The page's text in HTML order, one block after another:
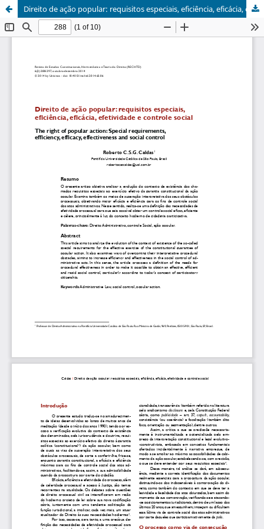
Direito de ação popular: requisitos especiais, eficiência, eficácia, efetividade e controle social